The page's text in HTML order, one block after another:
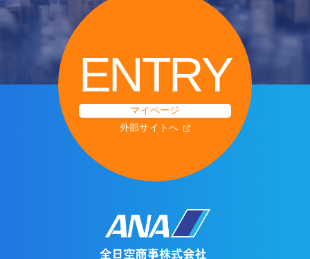
ENTRY
マイページ
外部サイトへ